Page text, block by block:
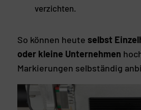
verzichten.
So können heute selbst
oder kleine Unternehmen
Markierungen selbständig